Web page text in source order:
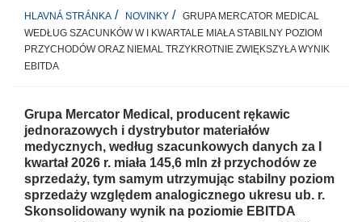
HLAVNÁ STRÁNKA NOVINKY
GRUPA MERCATOR MEDICAL
WEDŁUG SZACUNKÓW W I KWARTALE MIAŁA STABILNY POZIOM
PRZYCHODÓW ORAZ NIEMAL TRZYKROTNIE ZWIĘKSZYŁA WYNIK
EBITDA
Grupa Mercator Medical, producent rękawic
jednorazowych i dystrybutor materiałów
medycznych, według szacunkowych danych za I
kwartał 2026 r. miała 145,6 mln zł przychodów ze
sprzedaży, tym samym utrzymując stabilny poziom
sprzedaży względem analogicznego ukresu ub. r.
Skonsolidowany wynik na poziomie EBITDA